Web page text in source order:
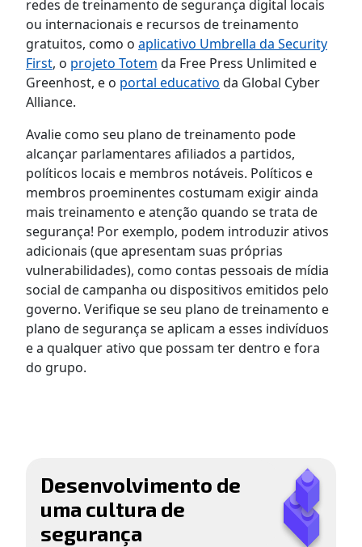
redes de treinamento de segurança digital locais
ou internacionais e recursos de treinamento
gratuitos, como o aplicativo Umbrella da Security
First, o projeto Totem da Free Press Unlimited e
Greenhost, e o portal educativo da Global Cyber
Alliance.
Avalie como seu plano de treinamento pode
alcançar parlamentares afiliados a partidos,
políticos locais e membros notáveis. Políticos e
membros proeminentes costumam exigir ainda
mais treinamento e atenção quando se trata de
segurança! Por exemplo, podem introduzir ativos
adicionais (que apresentam suas próprias
vulnerabilidades), como contas pessoais de mídia
social de campanha ou dispositivos emitidos pelo
governo. Verifique se seu plano de treinamento e
plano de segurança se aplicam a esses indivíduos
e a qualquer ativo que possam ter dentro e fora
do grupo.
Desenvolvimento de
uma cultura de
segurança